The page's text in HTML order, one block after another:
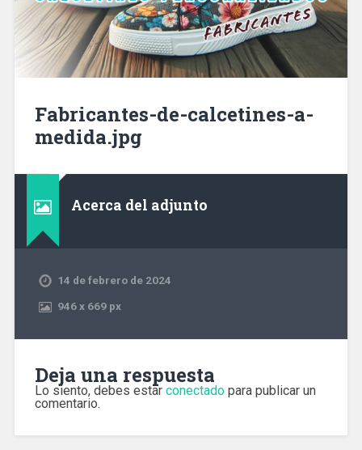
Fabricantes-de-calcetines-a-
medida.jpg
Acerca del adjunto
14 de febrero de 2024
946x669 px
Deja una respuesta
Lo siento, debes estar conectadopara publicar un
comentario.